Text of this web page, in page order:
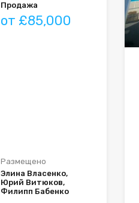
Продажа
от £85,000
Размещено
Элина Власенко,
Юрий Витюков,
Филипп Бабенко